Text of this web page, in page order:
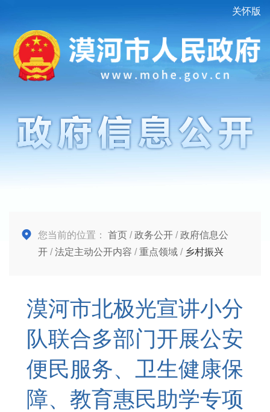
关怀版
您当前的位置： 首页 /政务公开 /政府信息公
开 /法定主动公开内容 /重点领域 / 乡村振兴
漠河市北极光宣讲小分
队联合多部门开展公安
便民服务、卫生健康保
障、教育惠民助学专项